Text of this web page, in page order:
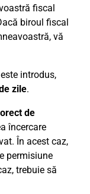
fiscal
biroul fiscal
vă
introdus,
zile.
de
încercare
În acest caz,
permisiune
trebuie să